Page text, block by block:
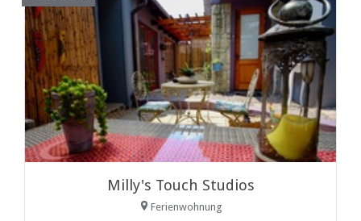
Milly's Touch Studios
Ferienwohnung